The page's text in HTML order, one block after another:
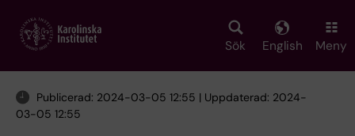
main
Sök English Meny
Publicerad: 2024-03-05 12:55 | Uppdaterad: 2024-
03-05 12:55